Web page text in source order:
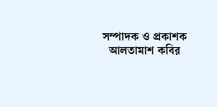
সম্পাদক ও প্রকাশক
আলতামাশ কবির